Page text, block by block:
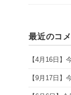
最近のコ
【4月16日】
【9月17日】